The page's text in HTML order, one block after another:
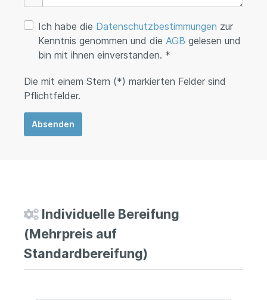
Ich habe die Datenschutzbestimmungen zur
Kenntnis genommen und die AGB gelesen und
bin mit ihnen einverstanden. *
Die mit einem Stern (*) markierten Felder sind
Pflichtfelder.
Absenden
Individuelle Bereifung
(Mehrpreis auf
Standardbereifung)